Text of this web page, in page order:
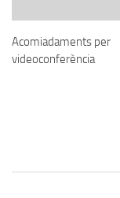
Acomiadaments per
videoconferència